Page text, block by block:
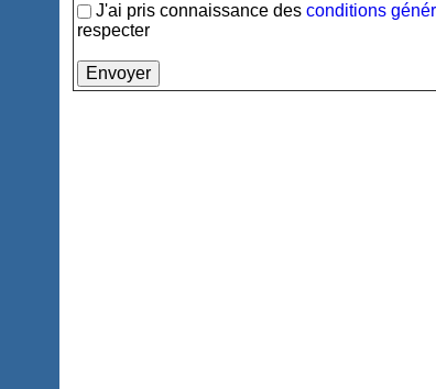
J'ai pris connaissance desconditions
respecter